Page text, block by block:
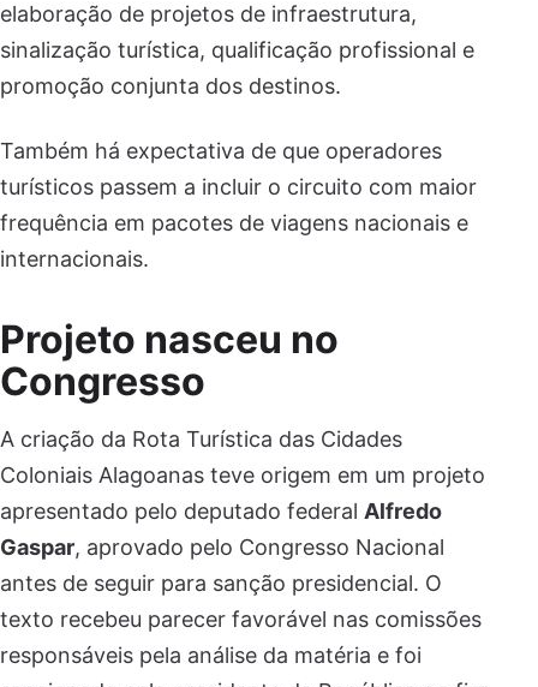
elaboração de projetos de infraestrutura,
sinalização turística, qualificação profissional e
promoção conjunta dos destinos.
Também há expectativa de que operadores
turísticos passem a incluir o circuito com maior
frequência em pacotes de viagens nacionais e
internacionais.
Projeto nasceu no
Congresso
A criação da Rota Turística das Cidades
Coloniais Alagoanas teve origem em um projeto
apresentado pelo deputado federal Alfredo
Gaspar, aprovado pelo Congresso Nacional
antes de seguir para sanção presidencial. O
texto recebeu parecer favorável nas comissões
responsáveis pela análise da matéria e foi